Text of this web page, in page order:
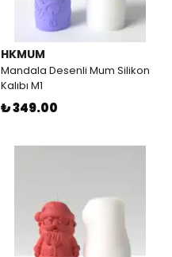
HKMUM
Mandala Desenli Mum Silikon
Kalıbı M1
₺ 349.00